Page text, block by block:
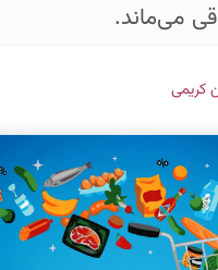
می‌ماند.